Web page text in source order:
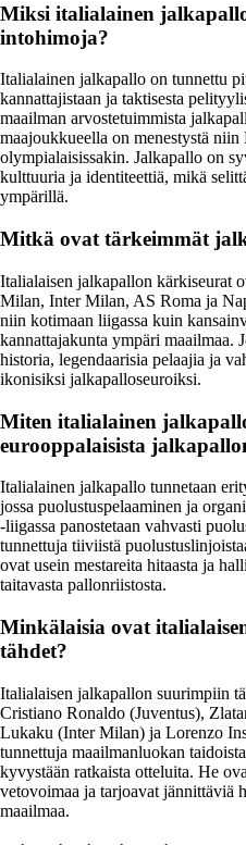
Miksi italialainen
intohimoja?
Italialainen jalkapallo on tunnettu
kannattajistaan ja taktisesta
maailman arvostetuimmista
maajoukkueella on menestystä
olympialaisissakin. Jalkapallo on
kulttuuria ja identiteettiä, mikä
ympärillä.
Mitkä ovat tärkeimmät
Italialaisen jalkapallon kärkiseurat
Milan, Inter Milan, AS Roma ja
niin kotimaan liigassa kuin
kannattajakunta ympäri maailmaa.
historia, legendaarisia pelaajia ja
ikonisiksi jalkapalloseuroiksi.
Miten italialainen
eurooppalaisista
Italialainen jalkapallo tunnetaan
jossa puolustuspelaaminen ja
-liigassa panostetaan vahvasti
tunnettuja tiiviistä
ovat usein mestareita hitaasta ja
taitavasta pallonriistosta.
Minkälaisia ovat
tähdet?
Italialaisen jalkapallon suurimpiin
Cristiano Ronaldo (Juventus),
Lukaku (Inter Milan) ja Lorenzo
tunnettuja maailmanluokan
kyvystään ratkaista otteluita. He
vetovoimaa ja tarjoavat jännittäviä
maailmaa.